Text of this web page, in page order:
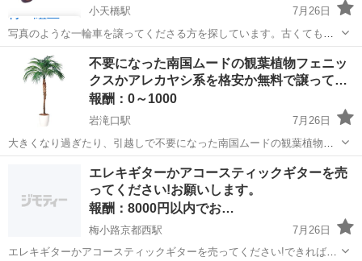
小天橋駅
7月26日
写真のような一輪車を譲ってくださる方を探しています。古くても汚
れていても構わないので走行、使用に問題ないものを探しています。
多少のお礼はさせていただきます。宜しくお願い致します^_^
京都 京丹後市 小天橋駅 買いたい/ください
不要になった南国ムードの観葉植物フェニッ
クスかアレカヤシ系を格安か無料で譲って…
報酬：0～1000
岩滝口駅
7月26日
大きくなり過ぎたり、引越しで不要になった南国ムードの観葉植物を
格安か無料で譲って下さい。 約100cm～約170cm位の高さのある観葉
植物フェニックスかアレカヤシ系を安く譲って頂ける方はおられない
でしょうか？ 本当の...
岩滝口駅 観葉植物
エレキギターかアコースティックギターを売
ってください!お願いします。
報酬：8000円以内でお…
梅小路京都西駅
7月26日
エレキギターかアコースティックギターを売ってください!できれば